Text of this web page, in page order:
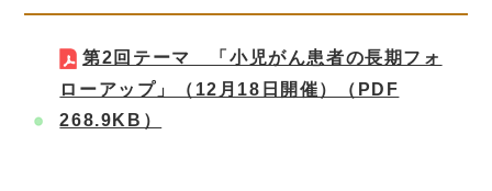
第2回テーマ 「小児がん患者の長期フォ
ローアップ」（12月18日開催）
（PDF
268.9KB）